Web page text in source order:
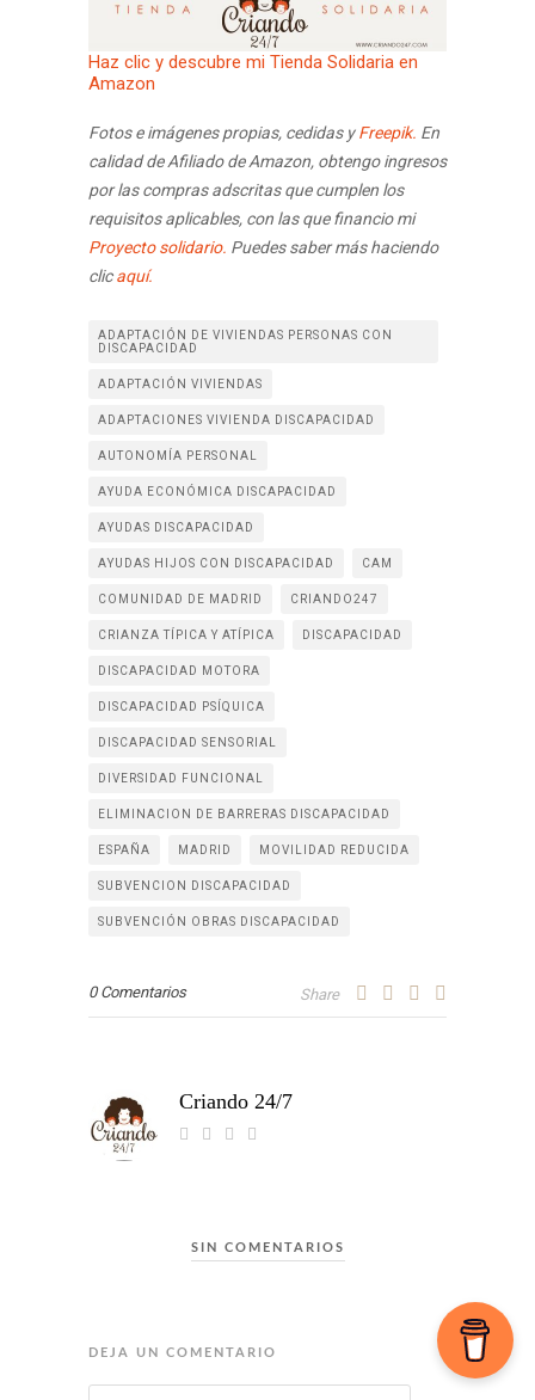
Haz clic y descubre mi Tienda Solidaria en
Amazon
Fotos e imágenes propias, cedidas yFreepik. En
calidad de Afiliado de Amazon, obtengo ingresos
por las compras adscritas que cumplen los
requisitos aplicables, con las que financio mi
Proyecto solidario. Puedes saber más haciendo
clicaquí.
ADAPTACIÓN DE VIVIENDAS PERSONAS CON
DISCAPACIDAD
ADAPTACIÓN VIVIENDAS
ADAPTACIONES VIVIENDA DISCAPACIDAD
AUTONOMÍA PERSONAL
AYUDA ECONÓMICA DISCAPACIDAD
AYUDAS DISCAPACIDAD
AYUDAS HIJOS CON DISCAPACIDAD CAM
COMUNIDAD DE MADRID CRIANDO247
CRIANZA TÍPICA Y ATÍPICA DISCAPACIDAD
DISCAPACIDAD MOTORA
DISCAPACIDAD PSÍQUICA
DISCAPACIDAD SENSORIAL
DIVERSIDAD FUNCIONAL
ELIMINACION DE BARRERAS DISCAPACIDAD
ESPAÑA MADRID MOVILIDAD REDUCIDA
SUBVENCION DISCAPACIDAD
SUBVENCIÓN OBRAS DISCAPACIDAD
0 Comentarios Share
Criando 24/7
SIN COMENTARIOS
DEJA UN COMENTARIO